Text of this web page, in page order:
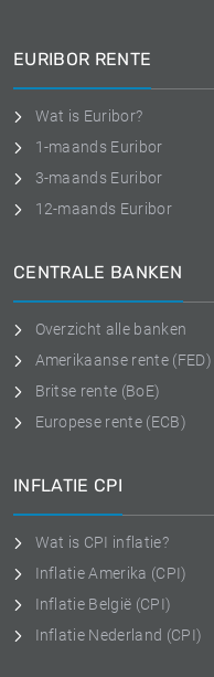
EURIBOR RENTE
Wat is Euribor?
1-maands Euribor
3-maands Euribor
12-maands Euribor
CENTRALE BANKEN
Overzicht alle banken
Amerikaanse rente (FED)
Britse rente (BoE)
Europese rente (ECB)
INFLATIE CPI
Wat is CPI inflatie?
Inflatie Amerika (CPI)
Inflatie België (CPI)
Inflatie Nederland (CPI)